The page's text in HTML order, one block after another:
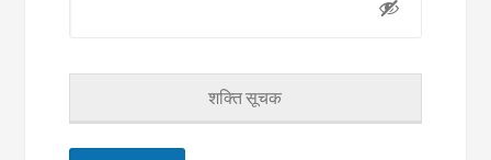
शक्ति सूचक